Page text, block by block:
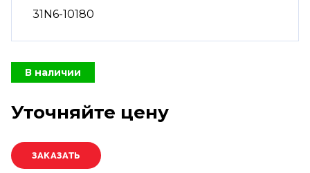
31N6-10180
В наличии
Уточняйте цену